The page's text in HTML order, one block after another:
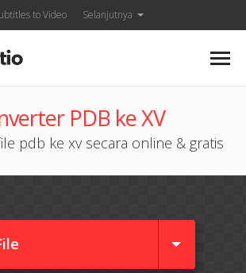
to Video Selanjutnya
PDB ke XV
pdb ke xv secara online & gratis